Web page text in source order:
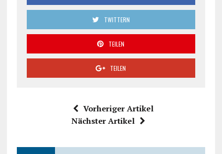
TWITTERN
TEILEN
TEILEN
Vorheriger Artikel
Nächster Artikel